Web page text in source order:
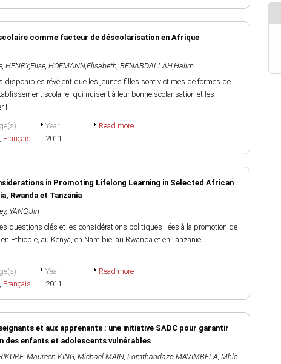
comme facteur de déscolarisation en Afrique
, HENRY,Elise, HOFMANN,Elisabeth, BENABDALLAH,Halim
disponibles révèlent que les jeunes filles sont victimes de formes de
scolaire, qui nuisent à leur bonne scolarisation et les
l...
, Français
Year
2011
Read more
in Promoting Lifelong Learning in Selected African
Rwanda et Tanzania
, YANG,Jin
questions clés et les considérations politiques liées à la promotion de
Ethiopie, au Kenya, en Namibie, au Rwanda et en Tanzanie.
, Français
Year
2011
Read more
et aux apprenants : une initiative SADC pour garantir
des enfants et adolescents vulnérables
, Maureen KING, Michael MAIN, Lomthandazo MAVIMBELA, Mhle